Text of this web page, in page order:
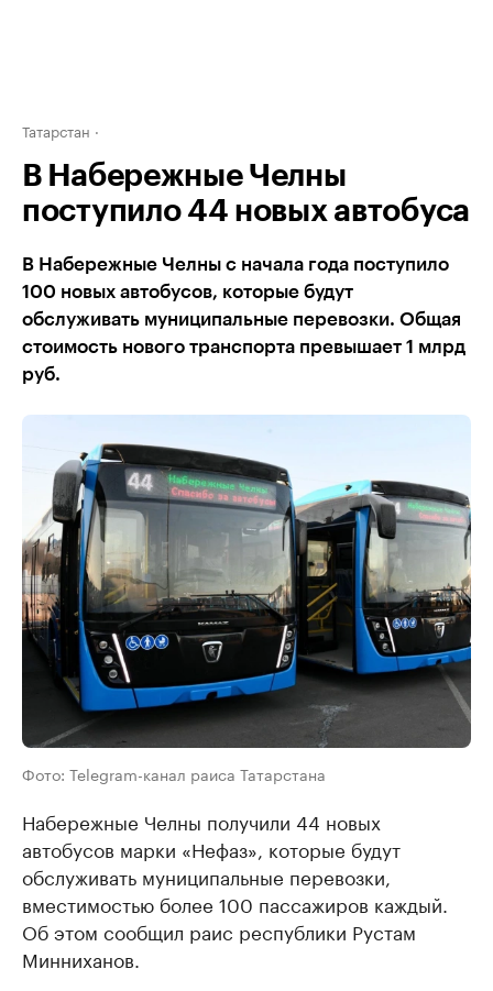
Татарстан
В Набережные Челны
поступило 44 новых автобуса
В Набережные Челны с начала года поступило
100 новых автобусов, которые будут
обслуживать муниципальные перевозки. Общая
стоимость нового транспорта превышает 1 млрд
руб.
Фото: Telegram-канал раиса Татарстана
Набережные Челны получили 44 новых
автобусов марки «Нефаз», которые будут
обслуживать муниципальные перевозки,
вместимостью более 100 пассажиров каждый.
Об этом сообщил раис республики Рустам
Минниханов.